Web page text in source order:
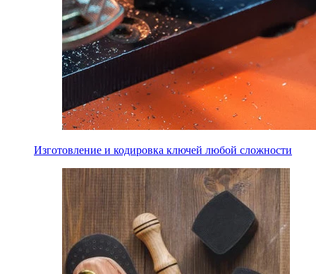
Изготовление и кодировка ключей любой сложности